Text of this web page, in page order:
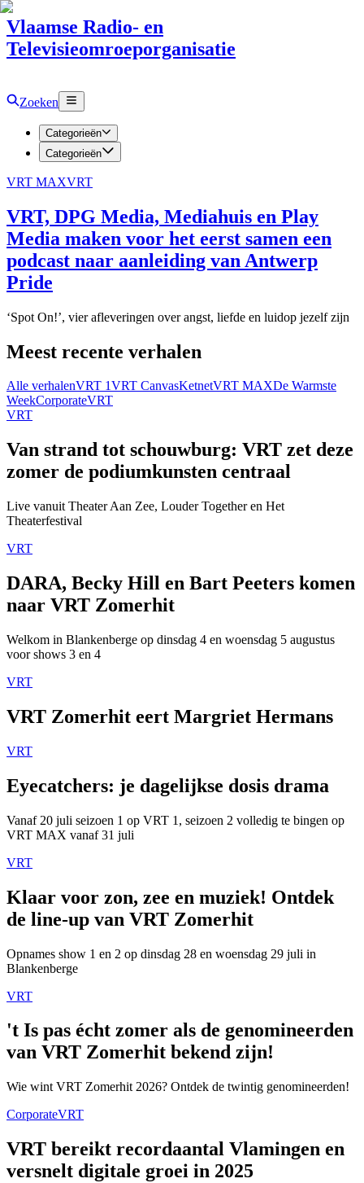
Vlaamse Radio- en
Televisieomroeporganisatie
Zoeken
Categorieën
Categorieën
VRT MAXVRT
VRT, DPG Media, Mediahuis en Play
Media maken voor het eerst samen een
podcast naar aanleiding van Antwerp
Pride
‘Spot On!’, vier afleveringen over angst, liefde en luidop jezelf zijn
Meest recente verhalen
Alle verhalenVRT 1VRT CanvasKetnetVRT MAXDe Warmste
WeekCorporateVRT
VRT
Van strand tot schouwburg: VRT zet deze
zomer de podiumkunsten centraal
Live vanuit Theater Aan Zee, Louder Together en Het
Theaterfestival
VRT
DARA, Becky Hill en Bart Peeters komen
naar VRT Zomerhit
Welkom in Blankenberge op dinsdag 4 en woensdag 5 augustus
voor shows 3 en 4
VRT
VRT Zomerhit eert Margriet Hermans
VRT
Eyecatchers: je dagelijkse dosis drama
Vanaf 20 juli seizoen 1 op VRT 1, seizoen 2 volledig te bingen op
VRT MAX vanaf 31 juli
VRT
Klaar voor zon, zee en muziek! Ontdek
de line-up van VRT Zomerhit
Opnames show 1 en 2 op dinsdag 28 en woensdag 29 juli in
Blankenberge
VRT
't Is pas écht zomer als de genomineerden
van VRT Zomerhit bekend zijn!
Wie wint VRT Zomerhit 2026? Ontdek de twintig genomineerden!
CorporateVRT
VRT bereikt recordaantal Vlamingen en
versnelt digitale groei in 2025